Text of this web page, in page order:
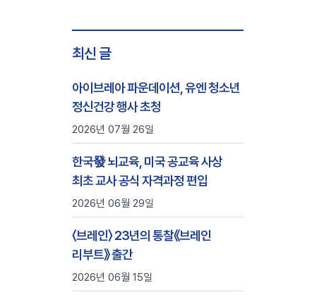
최신 글
아이브레아 파운데이션, 유엔 청소년
정신건강 행사 초청
2026년 07월 26일
한국發 뇌교육, 미국 공교육 사상
최초 교사 공식 자격과정 편입
2026년 06월 29일
〈브레인〉 23년의 통찰《브레인
리부트》 출간
2026년 06월 15일